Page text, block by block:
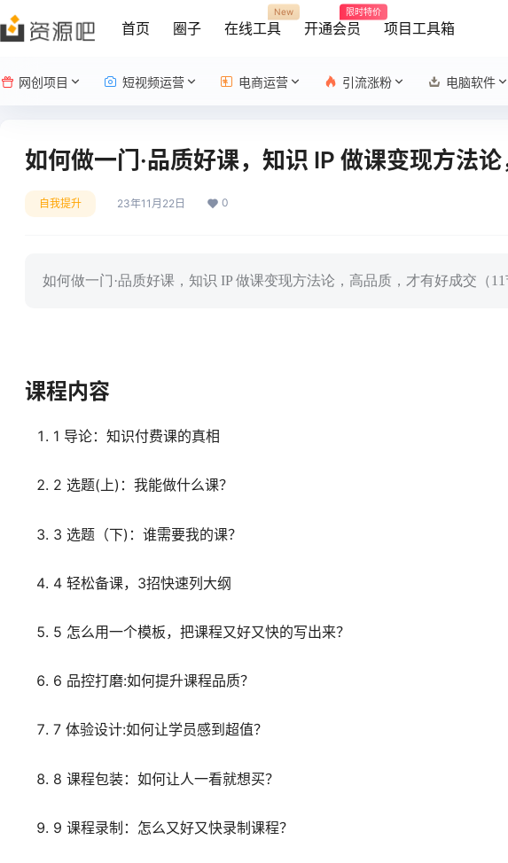
首页 圈子 在线工具
New
开通会员
限时特价
项目工具箱
网创项目 短视频运营 电商运营 引流涨粉 电脑软件
如何做一门·品质好课，知识 IP 做课变现方法
自我提升 23年11月22日 0
如何做一门·品质好课，知识 IP 做课变现方法论，高品质，才有好成交（11
课程内容
1 导论：知识付费课的真相
2 选题(上)：我能做什么课？
3 选题（下)：谁需要我的课？
4 轻松备课，3招快速列大纲
5 怎么用一个模板，把课程又好又快的写出来？
6 品控打磨:如何提升课程品质？
7 体验设计:如何让学员感到超值？
8 课程包装：如何让人一看就想买？
9 课程录制：怎么又好又快录制课程？